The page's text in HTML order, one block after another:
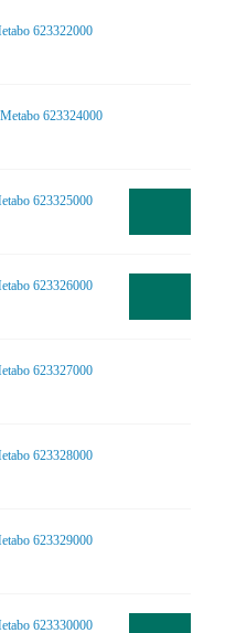
623322000
623324000
623325000
623326000
623327000
623328000
623329000
623330000